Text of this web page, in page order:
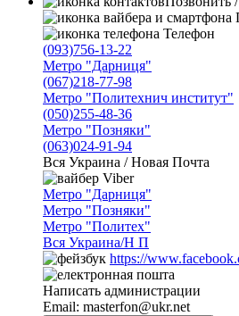
Телефон
(093)756-13-22
Метро "Дарниця"
(067)218-77-98
Метро "Политехнич институт"
(050)255-48-36
Метро "Позняки"
(063)024-91-94
Вся Украина / Новая Почта
Viber
Метро "Дарниця"
Метро "Позняки"
Метро "Политех"
Вся Украина/Н П
https://
Написать администрации
Email: masterfon@ukr.net